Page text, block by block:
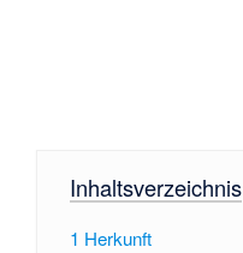
Inhaltsverzeichnis
1 Herkunft